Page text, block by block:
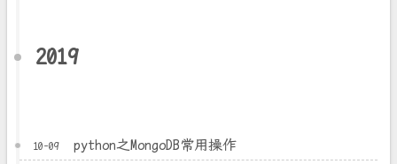
2019
10-09 python之MongoDB常用操作